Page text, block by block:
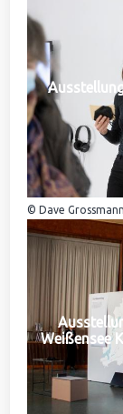
© Dave Grossmann
Weißensee